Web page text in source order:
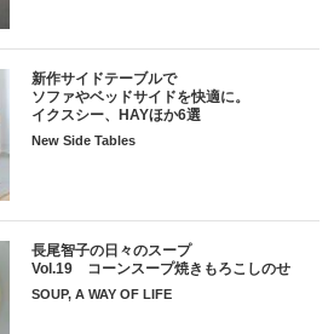
新作サイドテーブルで
ソファやベッドサイドを快適に。
イクスシー、HAYほか6選
New Side Tables
長尾智子の日々のスープ
Vol.19 コーンスープ焼きもろこしのせ
SOUP, A WAY OF LIFE